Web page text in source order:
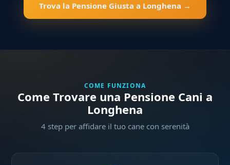
Trova la Pensione Giusta a Longhena →
COME FUNZIONA
Come Trovare una Pensione Cani a
Longhena
4 step per affidare il tuo cane con serenità